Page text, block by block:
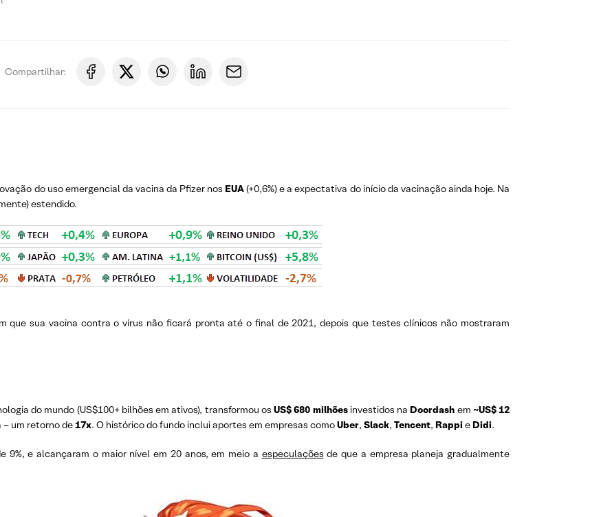
Compartilhar:
do uso emergencial da vacina da Pfizer nos EUA(+0,6%) e a expectativa do início da vacinação ainda hoje. Na
estendido.
que sua vacina contra o vírus não ficará pronta até o final de 2021, depois que testes clínicos não mostraram
do mundo (US$100+ bilhões em ativos), transformou osUS$ 680 milhõesinvestidos na Doordash em ~US$ 12
– um retorno de17x. O histórico do fundo inclui aportes em empresas comoUber, Slack, Tencent, Rappie Didi.
9%, e alcançaram o maior nível em 20 anos, em meio a especulações de que a empresa planeja gradualmente